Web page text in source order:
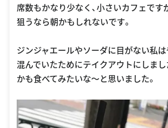
席数もかなり少なく、小さいカフェです
狙うなら朝かもしれないです。
ジンジャエールやソーダに目がない私は
混んでいたためにテイクアウトにしまし
かも食べてみたいな〜と思いました。